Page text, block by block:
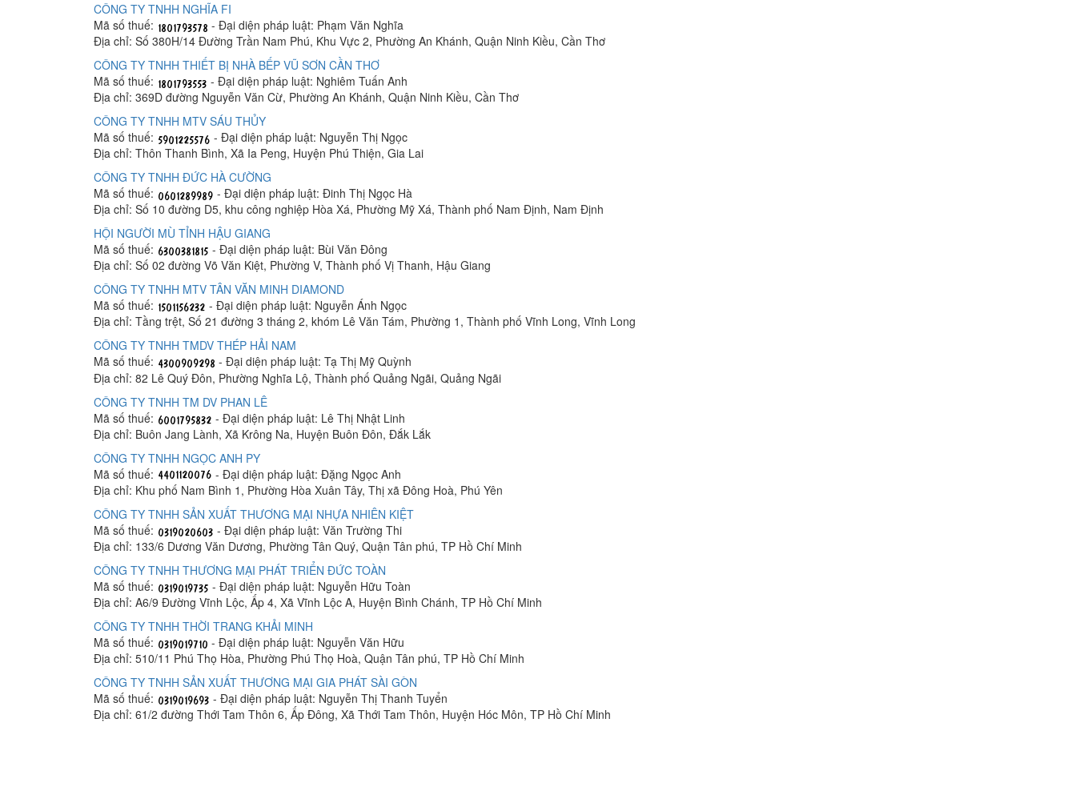
CÔNG TY TNHH NGHĨA FI
Mã số thuế:
- Đại diện pháp luật: Phạm Văn Nghĩa
Địa chỉ: Số 380H/14 Đường Trần Nam Phú, Khu Vực 2, Phường An Khánh, Quận Ninh Kiều, Cần Thơ
CÔNG TY TNHH THIẾT BỊ NHÀ BẾP VŨ SƠN CẦN THƠ
Mã số thuế:
- Đại diện pháp luật: Nghiêm Tuấn Anh
Địa chỉ: 369D đường Nguyễn Văn Cừ, Phường An Khánh, Quận Ninh Kiều, Cần Thơ
CÔNG TY TNHH MTV SÁU THỦY
Mã số thuế:
- Đại diện pháp luật: Nguyễn Thị Ngọc
Địa chỉ: Thôn Thanh Bình, Xã Ia Peng, Huyện Phú Thiện, Gia Lai
CÔNG TY TNHH ĐỨC HÀ CƯỜNG
Mã số thuế:
- Đại diện pháp luật: Đinh Thị Ngọc Hà
Địa chỉ: Số 10 đường D5, khu công nghiệp Hòa Xá, Phường Mỹ Xá, Thành phố Nam Định, Nam Định
HỘI NGƯỜI MÙ TỈNH HẬU GIANG
Mã số thuế:
- Đại diện pháp luật: Bùi Văn Đông
Địa chỉ: Số 02 đường Võ Văn Kiệt, Phường V, Thành phố Vị Thanh, Hậu Giang
CÔNG TY TNHH MTV TÂN VĂN MINH DIAMOND
Mã số thuế:
- Đại diện pháp luật: Nguyễn Ánh Ngọc
Địa chỉ: Tầng trệt, Số 21 đường 3 tháng 2, khóm Lê Văn Tám, Phường 1, Thành phố Vĩnh Long, Vĩnh Long
CÔNG TY TNHH TMDV THÉP HẢI NAM
Mã số thuế:
- Đại diện pháp luật: Tạ Thị Mỹ Quỳnh
Địa chỉ: 82 Lê Quý Đôn, Phường Nghĩa Lộ, Thành phố Quảng Ngãi, Quảng Ngãi
CÔNG TY TNHH TM DV PHAN LÊ
Mã số thuế:
- Đại diện pháp luật: Lê Thị Nhật Linh
Địa chỉ: Buôn Jang Lành, Xã Krông Na, Huyện Buôn Đôn, Đắk Lắk
CÔNG TY TNHH NGỌC ANH PY
Mã số thuế:
- Đại diện pháp luật: Đặng Ngọc Anh
Địa chỉ: Khu phố Nam Bình 1, Phường Hòa Xuân Tây, Thị xã Đông Hoà, Phú Yên
CÔNG TY TNHH SẢN XUẤT THƯƠNG MẠI NHỰA NHIÊN KIỆT
Mã số thuế:
- Đại diện pháp luật: Văn Trường Thi
Địa chỉ: 133/6 Dương Văn Dương, Phường Tân Quý, Quận Tân phú, TP Hồ Chí Minh
CÔNG TY TNHH THƯƠNG MẠI PHÁT TRIỂN ĐỨC TOÀN
Mã số thuế:
- Đại diện pháp luật: Nguyễn Hữu Toàn
Địa chỉ: A6/9 Đường Vĩnh Lộc, Ấp 4, Xã Vĩnh Lộc A, Huyện Bình Chánh, TP Hồ Chí Minh
CÔNG TY TNHH THỜI TRANG KHẢI MINH
Mã số thuế:
- Đại diện pháp luật: Nguyễn Văn Hữu
Địa chỉ: 510/11 Phú Thọ Hòa, Phường Phú Thọ Hoà, Quận Tân phú, TP Hồ Chí Minh
CÔNG TY TNHH SẢN XUẤT THƯƠNG MẠI GIA PHÁT SÀI GÒN
Mã số thuế:
- Đại diện pháp luật: Nguyễn Thị Thanh Tuyển
Địa chỉ: 61/2 đường Thới Tam Thôn 6, Ấp Đông, Xã Thới Tam Thôn, Huyện Hóc Môn, TP Hồ Chí Minh